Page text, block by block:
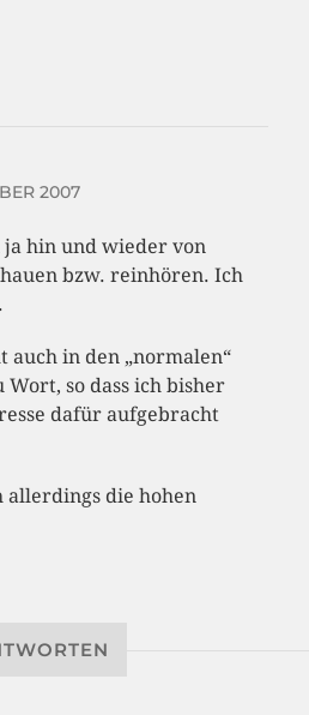
2007
hin und wieder von
bzw. reinhören. Ich
auch in den „normalen“
Wort, so dass ich bisher
dafür aufgebracht
die hohen